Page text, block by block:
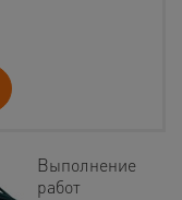
Выполнение
работ